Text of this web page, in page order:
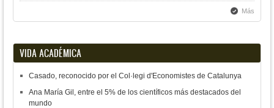
Más
VIDA ACADÉMICA
Casado, reconocido por el Col·legi d'Economistes de Catalunya
Ana María Gil, entre el 5% de los científicos más destacados del
mundo